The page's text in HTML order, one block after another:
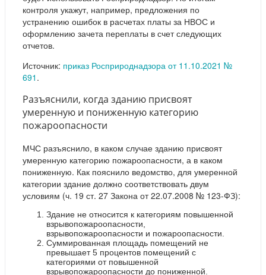
контроля укажут, например, предложения по
устранению ошибок в расчетах платы за НВОС и
оформлению зачета переплаты в счет следующих
отчетов.
Источник: приказ Росприроднадзора от 11.10.2021 №
691 .
Разъяснили, когда зданию присвоят
умеренную и пониженную категорию
пожароопасности
МЧС разъяснило, в каком случае зданию присвоят
умеренную категорию пожароопасности, а в каком
пониженную. Как пояснило ведомство, для умеренной
категории здание должно соответствовать двум
условиям (ч. 19 ст. 27 Закона от 22.07.2008 № 123-ФЗ):
Здание не относится к категориям повышенной
взрывопожароопасности,
взрывопожароопасности и пожароопасности.
Суммированная площадь помещений не
превышает 5 процентов помещений с
категориями от повышенной
взрывопожароопасности до пониженной.